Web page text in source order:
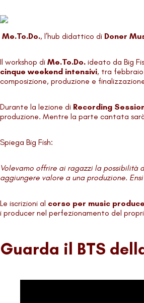
Me.To.Do., l’hub didattico di Doner
Il workshop di Me.To.Do. ideato da Big
cinque weekend intensivi, tra febbraio
composizione, produzione e
Durante la lezione di Recording
produzione. Mentre la parte cantata
Spiega Big Fish:
Volevamo offrire ai ragazzi la possibilità
aggiungere valore a una produzione.
Le iscrizioni al corso per music
i producer nel perfezionamento del
Guarda il BTS